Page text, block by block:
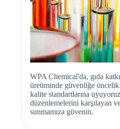
WPA Chemical'da, gıda
üretiminde güvenliğe öncelik
kalite standartlarına
düzenlemelerini karşılayan
sunmamıza güvenin.